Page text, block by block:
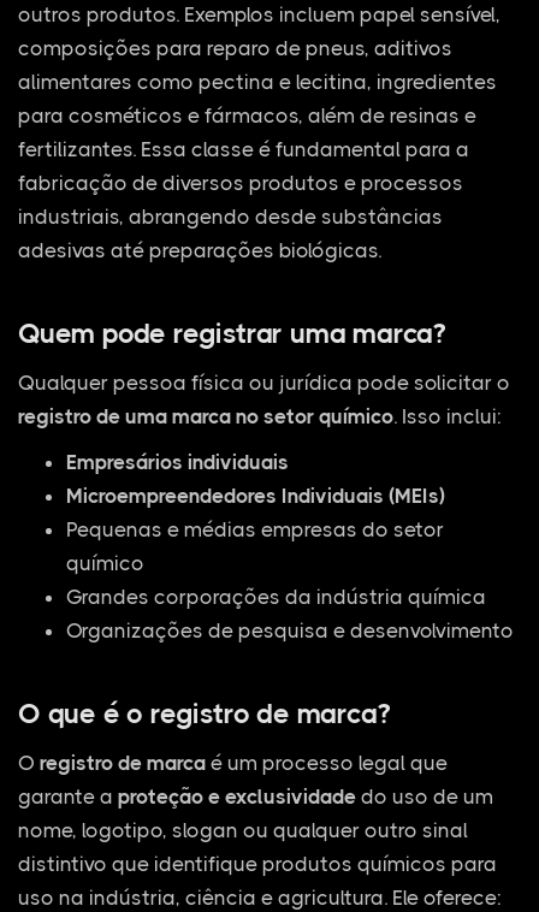
outros produtos. Exemplos incluem papel sensível,
composições para reparo de pneus, aditivos
alimentares como pectina e lecitina, ingredientes
para cosméticos e fármacos, além de resinas e
fertilizantes. Essa classe é fundamental para a
fabricação de diversos produtos e processos
industriais, abrangendo desde substâncias
adesivas até preparações biológicas.
Quem pode registrar uma marca?
Qualquer pessoa física ou jurídica pode solicitar o
registro de uma marca no setor químico. Isso inclui:
Empresários individuais
Microempreendedores Individuais (MEIs)
Pequenas e médias empresas do setor
químico
Grandes corporações da indústria química
Organizações de pesquisa e desenvolvimento
O que é o registro de marca?
O registro de marca é um processo legal que
garante a proteção e exclusividade do uso de um
nome, logotipo, slogan ou qualquer outro sinal
distintivo que identifique produtos químicos para
uso na indústria, ciência e agricultura. Ele oferece: